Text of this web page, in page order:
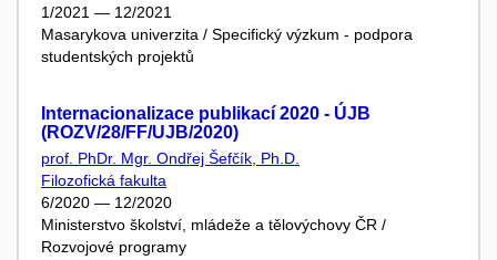
1/2021 — 12/2021
Masarykova univerzita / Specifický výzkum - podpora
studentských projektů
Internacionalizace publikací 2020 - ÚJB
(ROZV/28/FF/UJB/2020)
prof. PhDr. Mgr. Ondřej Šefčík, Ph.D.
Filozofická fakulta
6/2020 — 12/2020
Ministerstvo školství, mládeže a tělovýchovy ČR /
Rozvojové programy